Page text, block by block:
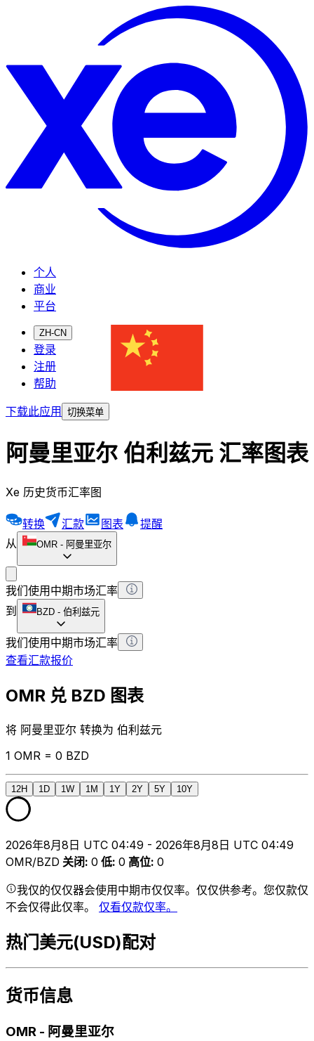
个人
商业
平台
ZH-CN
登录
注册
帮助
下载此应用
切换菜单
阿曼里亚尔 伯利兹元 汇率图表
Xe 历史货币汇率图
转换 汇款 图表
提醒
从
OMR - 阿曼里亚尔
我们使用中期市场汇率
到
BZD - 伯利兹元
我们使用中期市场汇率
查看汇款报价
OMR 兑 BZD 图表
将 阿曼里亚尔 转换为 伯利兹元
1 OMR = 0 BZD
12H 1D 1W 1M 1Y 2Y 5Y 10Y
2026年8月8日 UTC 04:49 - 2026年8月8日 UTC 04:49
OMR/BZD 关闭: 0 低: 0 高位: 0
我仅的仅仅器会使用中期市仅仅率。仅仅供参考。您仅款仅
不会仅得此仅率。 仅看仅款仅率。
热门美元(USD)配对
货币信息
OMR - 阿曼里亚尔